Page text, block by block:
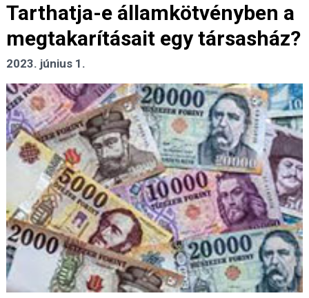
Tarthatja-e államkötvényben a
megtakarításait egy társasház?
2023. június 1.